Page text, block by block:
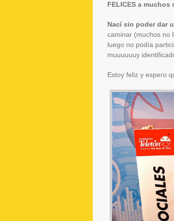
FELICES a
Nací sin poder dar
caminar (muchos no
luego no podía
muuuuuuy
Estoy feliz y espero